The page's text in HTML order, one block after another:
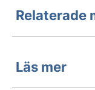
Relaterade
Läs mer